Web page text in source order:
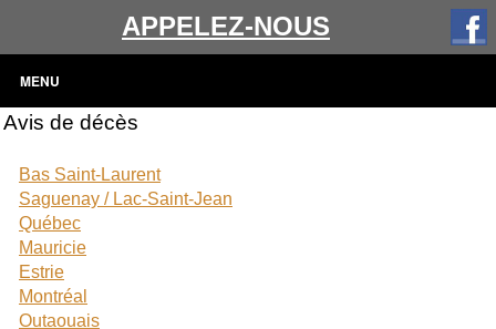
APPELEZ-NOUS
MENU
Avis de décès
Bas Saint-Laurent
Saguenay / Lac-Saint-Jean
Québec
Mauricie
Estrie
Montréal
Outaouais